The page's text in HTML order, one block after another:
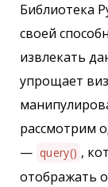
Библиотека
своей
извлекать
упрощает
рассмотрим
— query() ,
отображать